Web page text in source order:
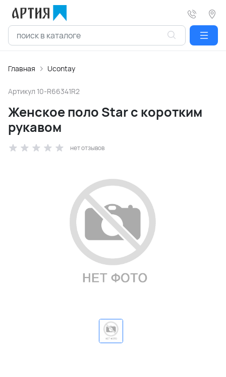
Главная Ucontay
Артикул 10-R66341R2
Женское поло Star с коротким
рукавом
нет отзывов